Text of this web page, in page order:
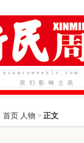
首页 人物 > 正文